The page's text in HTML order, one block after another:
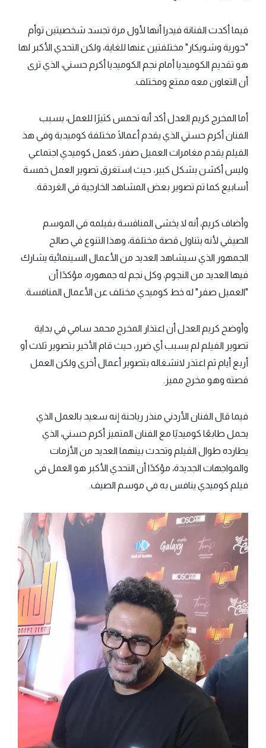
فيما أكدت الفنانة فيدرا أنها لأول مرة تجسد شخصيتين توأم
"حورية وشويكار" مختلفتين عنها للغاية، ولكن التحدي الأكبر لها
هو تقديم الكوميديا أمام نجم الكوميديا أكرم حسني، الذي ترى
أن التعاون معه ممتع ومختلف.
أما المخرج كريم العدل أكد أنه تحمس كثيرًا للعمل، بسبب
الفنان أكرم حسني الذي يقدم أعمالًا مختلفة كوميدية وفي هذ
الفيلم يقدم مغامرات العميل صفر، كعمل كوميدي اجتماعي
وليس أكشن بشكل كبير، حيث استغرق تصوير العمل خمسة
أسابيع كما تم تصوير بعض المشاهد الخارجية في الغردقة.
وأضاف كريم، أنه لا يخشى المنافسة بفيلمه في الموسم
الصيفي لأنه يتناول قصة مختلفة، وهذا التنوع في صالح
الجمهور الذي سيشاهد العديد من الأعمال السينمائية يشارك
فيها العديد من النجوم، وكل نجم له جمهوره، مؤكدًا أن
"العميل صفر" له خط كوميدي مختلف عن الأعمال المنافسة.
وأوضح كريم العدل أن اعتذار المخرج محمد سامي في بداية
تصوير الفيلم لم يسبب أي ضرر، حيث قام الأخير بتصوير ثلاث أو
أربع أيام ثم اعتذر لانشغاله بتصوير أعمال أخرى ولكن العمل
قصته وهو مخرج مميز.
فيما قال الفنان الأردني منذر رياحنة إنه سعيد بالعمل الذي
يحمل طابعًا كوميديًا مع الفنان المتميز أكرم حسني، الذي
يطارده طوال الفيلم وتحدث بينهما العديد من الأزمات
والمواجهات الجديدة، مؤكدًا أن التحدي الأكبر هو العمل في
فيلم كوميدي ينافس به في موسم الصيف.